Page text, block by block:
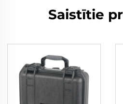
Saistītie